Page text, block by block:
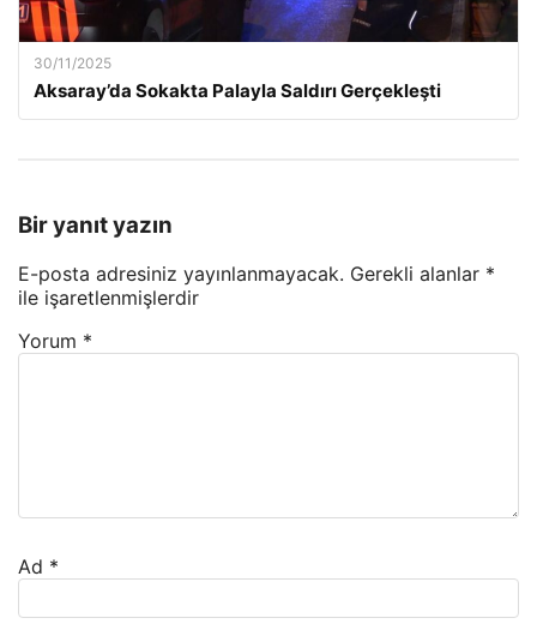
30/11/2025
Aksaray’da Sokakta Palayla Saldırı Gerçekleşti
Bir yanıt yazın
E-posta adresiniz yayınlanmayacak. Gerekli alanlar *
ile işaretlenmişlerdir
Yorum *
Ad *